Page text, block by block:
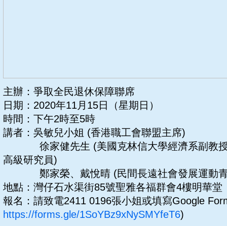
主辦：爭取全民退休保障聯席
日期：2020年11月15日（星期日）
時間：下午2時至5時
講者：吳敏兒小姐 (香港職工會聯盟主席)
徐家健先生 (美國克林信大學經濟系副教授
高級研究員)
鄭家榮、戴悅晴 (民間長遠社會發展運動
地點：灣仔石水渠街85號聖雅各福群會4樓明華堂
報名：請致電2411 0196張小姐或填寫Google
https://forms.gle/1SoYBz9xNySMYfeT6)